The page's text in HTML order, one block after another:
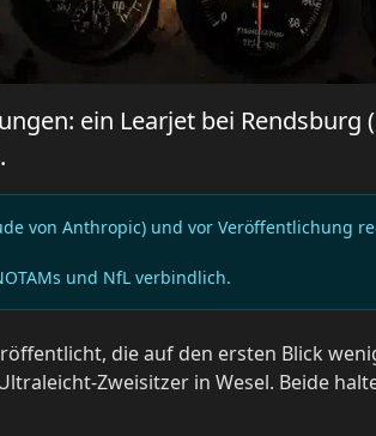
ein Learjet bei Rendsburg
von Anthropic) und vor Veröffentlichung
und NfL verbindlich.
die auf den ersten Blick
Zweisitzer in Wesel. Beide